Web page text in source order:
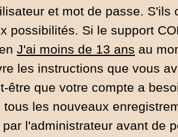
et mot de passe. S'ils
possibilités. Si le support
J'ai moins de 13 ans au
les instructions que vous
être que votre compte a
tous les nouveaux
l'administrateur avant de